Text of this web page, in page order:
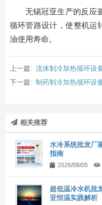
无锡冠亚生产的反应
循环管路设计，使整机运
油使用寿命。
上一篇: 流体制冷加热循环设
下一篇: 制药制冷加热循环设
相关推荐
水冷系统批发厂
指南
2026/08/05
超低温冷水机批
亚恒温实践解析